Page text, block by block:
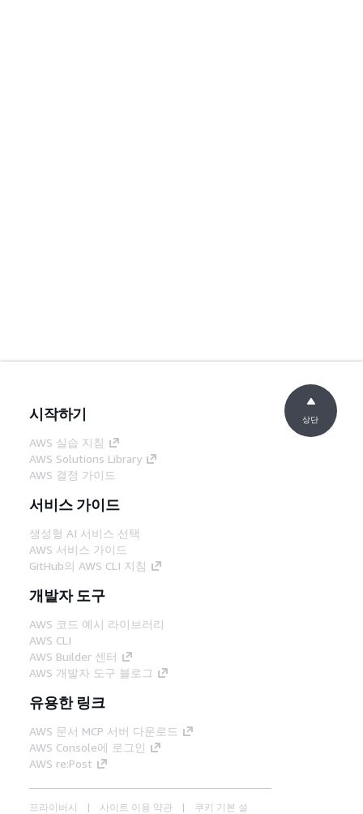
시작하기
AWS 실습 지침
AWS Solutions Library
AWS 결정 가이드
서비스 가이드
생성형 AI 서비스 선택
AWS 서비스 가이드
GitHub의 AWS CLI 지침
개발자 도구
AWS 코드 예시 라이브러리
AWS CLI
AWS Builder 센터
AWS 개발자 도구 블로그
유용한 링크
AWS 문서 MCP 서버 다운로드
AWS Console에 로그인
AWS re:Post
프라이버시 사이트 이용 약관 쿠키 기본 설
상단